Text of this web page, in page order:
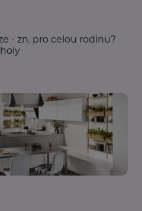
- zn. pro celou rodinu?